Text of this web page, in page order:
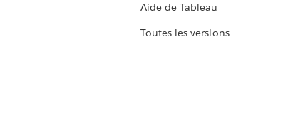
Aide de Tableau
Toutes les versions